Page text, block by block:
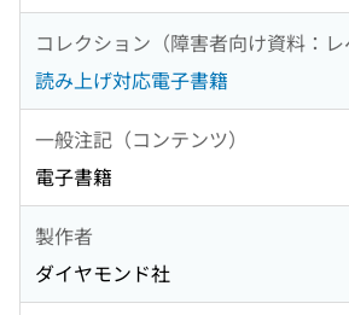
コレクション（障害者向け資料：レ
読み上げ対応電子書籍
一般注記（コンテンツ）
電子書籍
製作者
ダイヤモンド社